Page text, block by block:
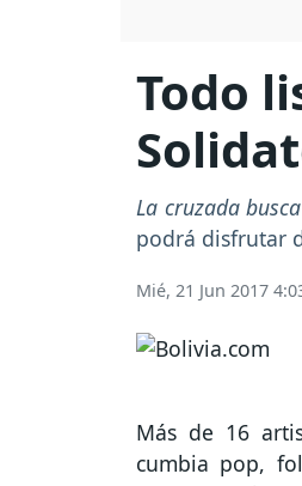
Todo
La cruzada
podrá disfrutar
Mié, 21 Jun 2017
Más de 16
cumbia pop,